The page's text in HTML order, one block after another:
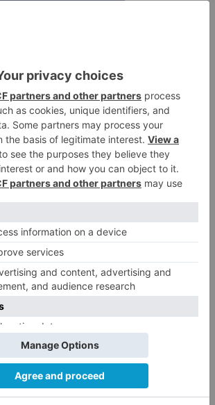
de Miranda de Ebro consta uno de
de la provincia y la comarca ya
enfermera para cuidar a 28
turno de noche, cuando
demuestran que al disminuir
aumentan las complicaciones
considera que el ratio de
unidades de hospitalización es
por enfermera. Por ello,
que la dotación de enfermeras
Apóstol no debería
a criterios meramente